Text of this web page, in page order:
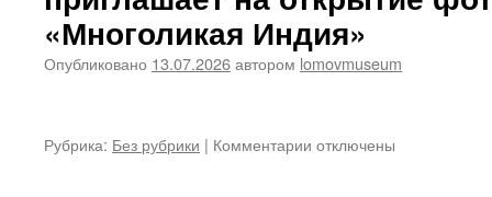
состоялось
открытие
фотовыставки
«Многоликая
«Многоликая Индия»
Опубликовано 13.07.2026автором lomovmuseum
Рубрика: Без рубрики | Комментарии котключены